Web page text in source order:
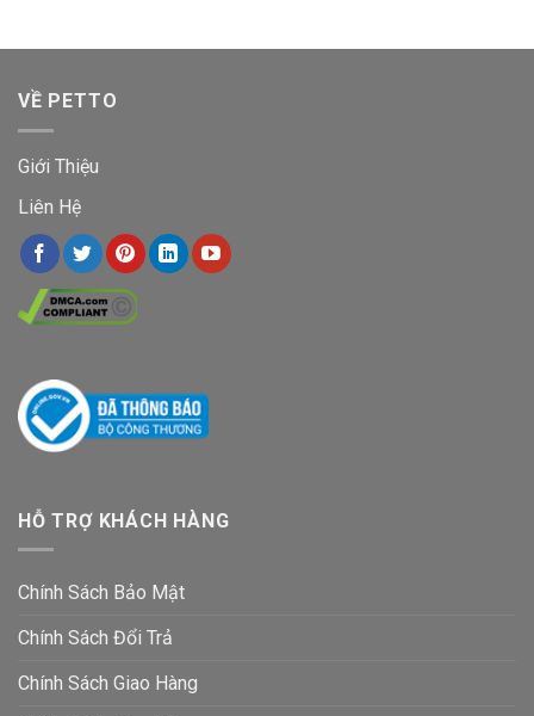
VỀ PETTO
Giới Thiệu
Liên Hệ
HỖ TRỢ KHÁCH HÀNG
Chính Sách Bảo Mật
Chính Sách Đổi Trả
Chính Sách Giao Hàng